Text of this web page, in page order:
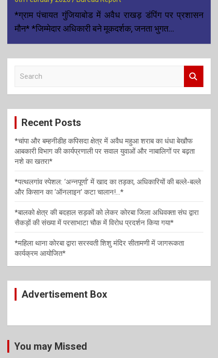
*ग्राम पंचायत गुंजियाबोड में अवैध राखड़ डंपिंग पर प्रशासन
मौन* *जिम्मेदार अधिकारी बने मूकदर्शक, जनता भुगत…
c
Recent Posts
*चांपा और बम्हनीडीह कपिसदा क्षेत्र में अवैध महुआ शराब का धंधा बेखौफ
आबकारी विभाग की कार्यप्रणाली पर सवाल युवाओं और नाबालिगों पर बढ़ता
नशे का खतरा*
*पत्थलगांव स्पेशल: ‘अन्नपूर्णा’ में खाद का तड़का, अधिकारियों की बल्ले-बल्ले
और किसान का ‘ऑनलाइन’ कटा चालान!…*
*बालको क्षेत्र की बदहाल सड़कों को लेकर कोरबा जिला अधिवक्ता संघ द्वारा
सैकड़ों की संख्या में परसाभाटा चौक में विरोध प्रदर्शन किया गया*
*महिला थाना कोरबा द्वारा सरस्वती शिशु मंदिर सीतामणी में जागरूकता
कार्यक्रम आयोजित*
Advertisement Box
You may Missed